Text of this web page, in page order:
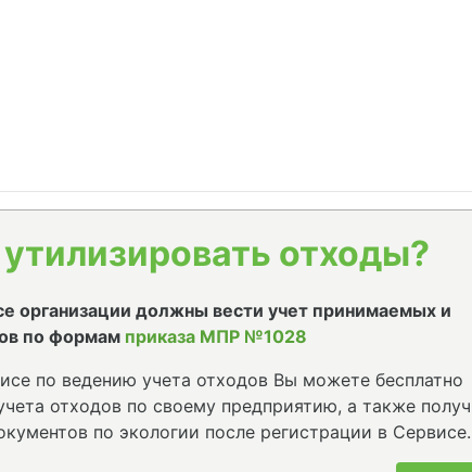
отходы?
организации должны вести учет принимаемых и
по формам приказа МПР №1028
по ведению учета отходов Вы можете бесплатно
отходов по своему предприятию, а также
по экологии после регистрации в Сервисе.